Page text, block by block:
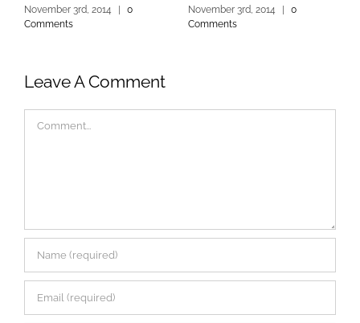
November 3rd, 2014
0
Comments
November 3rd, 2014
0
Comments
Leave A Comment